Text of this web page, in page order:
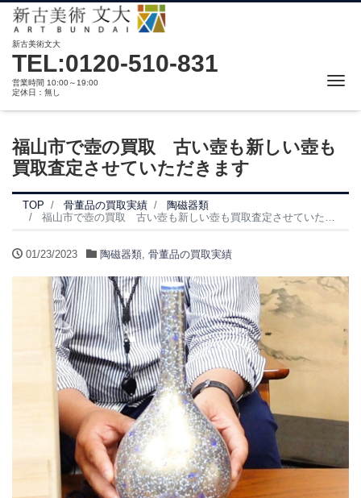
新古美術文大
TEL:0120-510-831
営業時間 10:00～19:00
定休日：無し
福山市で壺の買取 古い壺も新しい壺も
買取査定させていただきます
TOP 骨董品の買取実績
陶磁器類
福山市で壺の買取 古い壺も新しい壺も買取査定させていただきます
01/23/2023 陶磁器類, 骨董品の買取実績